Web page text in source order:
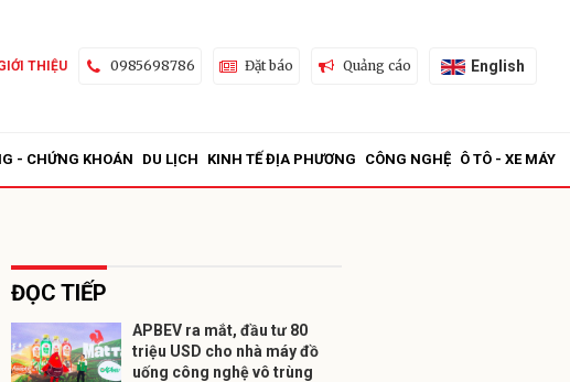
THIỆU 0985698786 Đặt báo Quảng cáo English
- CHỨNG KHOÁN DU LỊCH KINH TẾ ĐỊA PHƯƠNG CÔNG NGHỆ Ô TÔ - XE MÁY
ĐỌC TIẾP
APBEV ra mắt, đầu tư 80
triệu USD cho nhà máy đồ
uống công nghệ vô trùng
Gửi